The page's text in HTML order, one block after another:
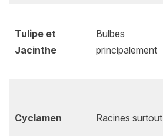
Tulipe et
Jacinthe
Bulbes
principalement
Cyclamen Racines surtout